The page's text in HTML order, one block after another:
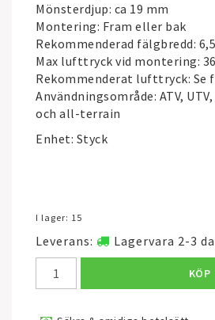
Mönsterdjup: ca 19 mm
Montering: Fram eller bak
Rekommenderad fälgbredd:
Max lufttryck vid montering: 36
Rekommenderat lufttryck: Se
Användningsområde: ATV,
och all-terrain
Enhet: Styck
I lager: 15
Leverans: Lagervara 2-3
KÖP